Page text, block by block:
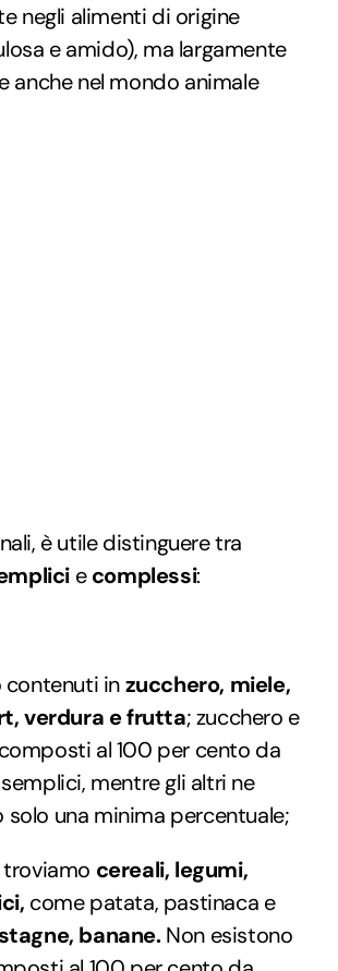
negli alimenti di origine
e amido), ma largamente
anche nel mondo animale
è utile distinguere tra
ecomplessi:
contenuti inzucchero, miele,
verdura e frutta; zucchero e
al 100 per cento da
mentre gli altri ne
solo una minima percentuale;
cereali, legumi,
come patata, pastinaca e
banane.Non esistono